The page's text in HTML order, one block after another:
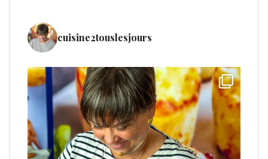
cuisine2touslesjours